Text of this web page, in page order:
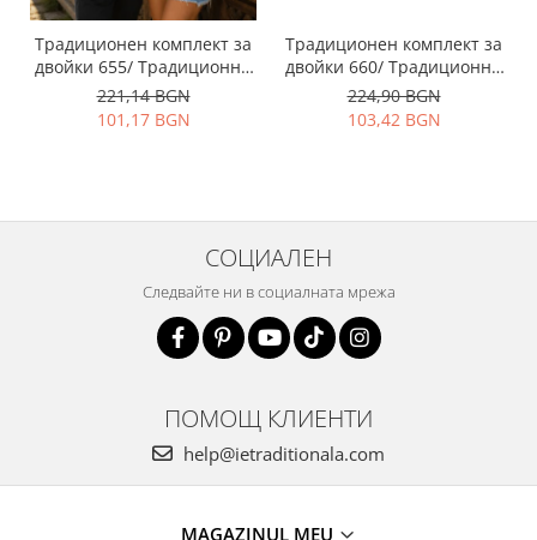
Традиционен комплект за
двойки 655/ Традиционни
ризи с бродерия
221,14 BGN
101,17 BGN
Традиционен комплект за
двойки 660/ Традиционни
ризи с бродерия
224,90 BGN
103,42 BGN
СОЦИАЛЕН
Следвайте ни в социалната мрежа
ПОМОЩ КЛИЕНТИ
help@ietraditionala.com
MAGAZINUL MEU